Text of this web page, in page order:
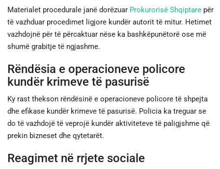
Materialet procedurale janë dorëzuar Prokurorisë Shqiptare për
të vazhduar procedimet ligjore kundër autorit të mitur. Hetimet
vazhdojnë për të përcaktuar nëse ka bashkëpunëtorë ose më
shumë grabitje të ngjashme.
Rëndësia e operacioneve policore
kundër krimeve të pasurisë
Ky rast thekson rëndësinë e operacioneve policore të shpejta
dhe efikase kundër krimeve të pasurisë. Policia ka treguar se
do të vazhdojë të veprojë kundër aktiviteteve të paligjshme që
prekin bizneset dhe qytetarët.
Reagimet në rrjete sociale